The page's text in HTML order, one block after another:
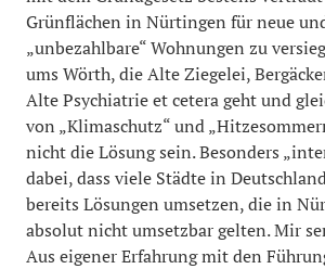
Grünflächen in Nürtingen für neue
„unbezahlbare“ Wohnungen zu
ums Wörth, die Alte Ziegelei,
Alte Psychiatrie et cetera geht und
von „Klimaschutz“ und
nicht die Lösung sein. Besonders
dabei, dass viele Städte in
bereits Lösungen umsetzen, die in
absolut nicht umsetzbar gelten. Mir
Aus eigener Erfahrung mit den